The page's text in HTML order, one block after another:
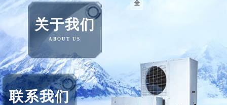
关于我们
ABOUT US
联系我们